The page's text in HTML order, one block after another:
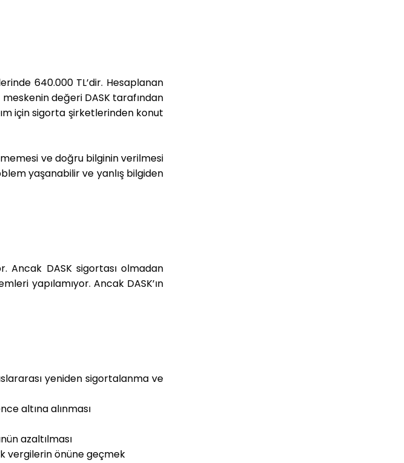
640.000 TL’dir. Hesaplanan
değeri DASK tarafından
için sigorta şirketlerinden konut
ve doğru bilginin verilmesi
yaşanabilir ve yanlış bilgiden
Ancak DASK sigortası olmadan
yapılamıyor. Ancak DASK’ın
yeniden sigortalanma ve
altına alınması
azaltılması
vergilerin önüne geçmek